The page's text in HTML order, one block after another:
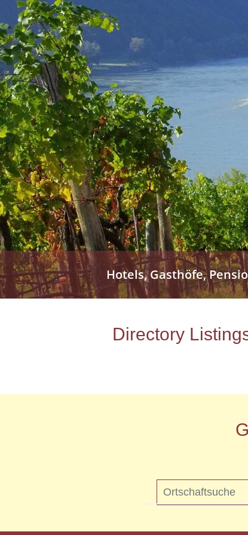
Hotels, Gasthöfe,
Directory